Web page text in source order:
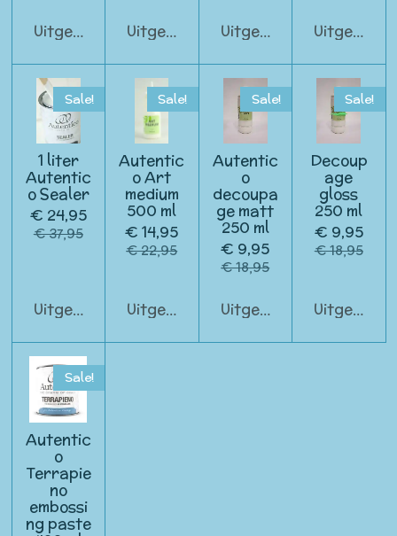
UitgeschakeldUitgeschakeldUitgeschakeld
Sale!
1 liter
Autentic
o Sealer
€ 24,95
€ 37,95
Uitgeschakeld
Sale!
Autentic
o Art
medium
500 ml
€ 14,95
€ 22,95
Uitgeschakeld
Sale!
Autentic
o
decoupa
ge matt
250 ml
€ 9,95
€ 18,95
Uitgeschakeld
Sale!
Decoup
age
gloss
250 ml
€ 9,95
€ 18,95
Sale!
Autentic
o
Terrapie
no
embossi
ng paste